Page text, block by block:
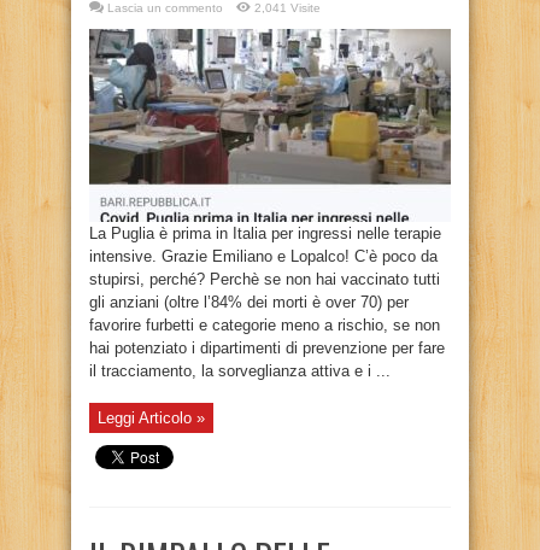
Lascia un commento
2,041 Visite
La Puglia è prima in Italia per ingressi nelle terapie
intensive. Grazie Emiliano e Lopalco! C’è poco da
stupirsi, perché? Perchè se non hai vaccinato tutti
gli anziani (oltre l’84% dei morti è over 70) per
favorire furbetti e categorie meno a rischio, se non
hai potenziato i dipartimenti di prevenzione per fare
il tracciamento, la sorveglianza attiva e i ...
Leggi Articolo »